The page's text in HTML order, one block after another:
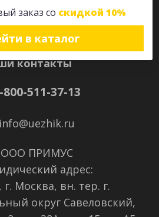
заказ со скидкой 10%
в каталог
контакты
800-511-37-13
info@uezhik.ru
ООО ПРИМУС
адрес:
г. Москва, вн. тер. г.
округ Савеловский,